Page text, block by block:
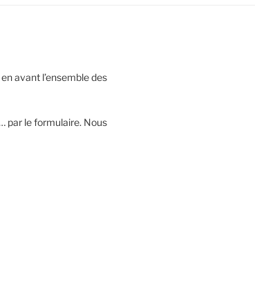
avant l’ensemble des
par le formulaire. Nous